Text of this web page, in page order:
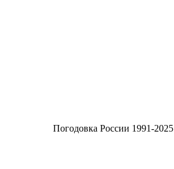
Погодовка России 1991-2025